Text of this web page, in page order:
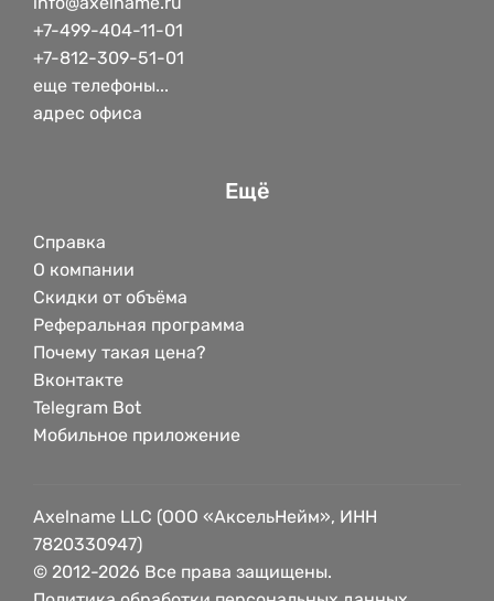
+7-499-404-11-01
+7-812-309-51-01
еще телефоны...
адрес офиса
Ещё
Справка
О компании
Скидки от объёма
Реферальная программа
Почему такая цена?
Вконтакте
Telegram Bot
Мобильное приложение
Axelname LLC (ООО «АксельНейм», ИНН
7820330947)
© 2012-2026 Все права защищены.